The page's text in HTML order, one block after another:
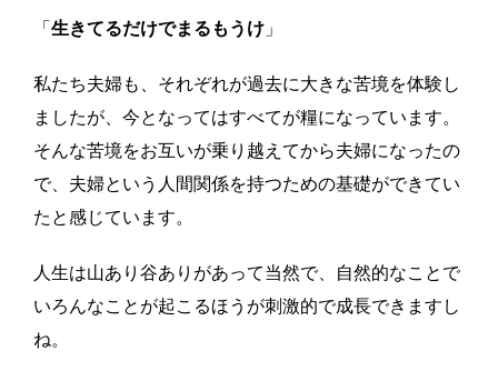
「 生きてるだけでまるもうけ 」
私たち夫婦も、それぞれが過去に大きな苦境を体験し
ましたが、今となってはすべてが糧になっています。
そんな苦境をお互いが乗り越えてから夫婦になったの
で、夫婦という人間関係を持つための基礎ができてい
たと感じています。
人生は山あり谷ありがあって当然で、自然的なことで
いろんなことが起こるほうが刺激的で成長できますし
ね。